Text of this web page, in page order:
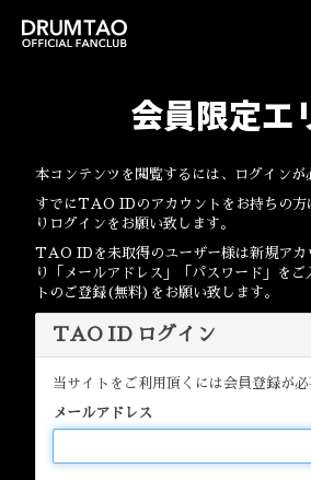
会員限定エ
本コンテンツを閲覧するには、ログインが
すでにTAO IDのアカウントをお持ちの方
りログインをお願い致します。
TAO IDを未取得のユーザー様は新規アカ
り「メールアドレス」「パスワード」を
トのご登録(無料)をお願い致します。
TAO ID ログイン
当サイトをご利用頂くには会員登録が必
メールアドレス